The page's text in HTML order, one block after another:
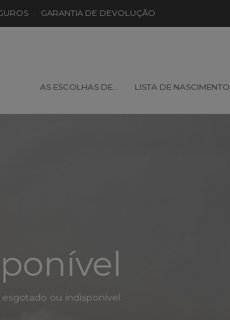
· GARANTIA DE DEVOLUÇÃO
AS ESCOLHAS DE… LISTA DE NASCIMENTO
ou indisponível.